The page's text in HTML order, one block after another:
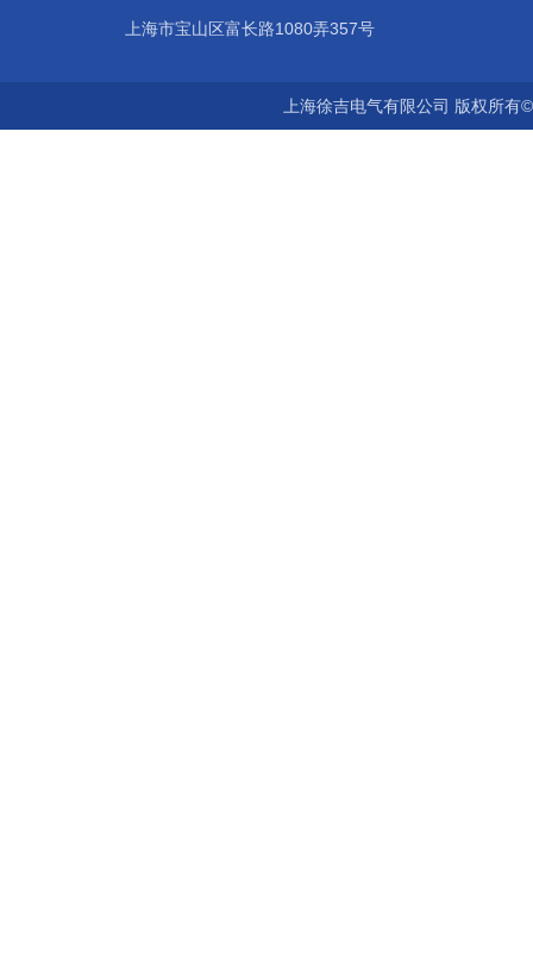
上海市宝山区富长路1080弄357号
上海徐吉电气有限公司 版权所